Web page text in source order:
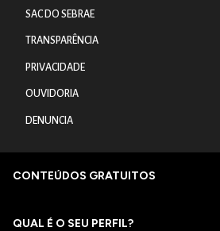
SAC DO SEBRAE
TRANSPARÊNCIA
PRIVACIDADE
OUVIDORIA
DENUNCIA
CONTEÚDOS GRATUITOS
QUAL É O SEU PERFIL?